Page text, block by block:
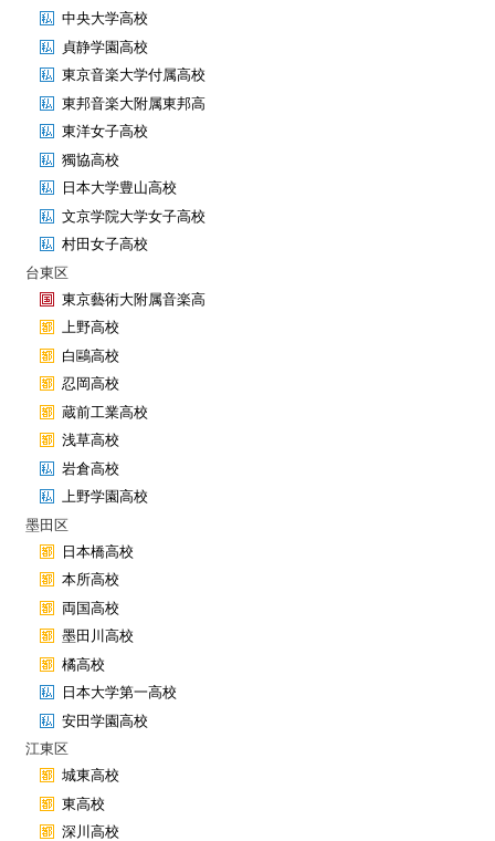
中央大学高校
貞静学園高校
東京音楽大学付属高校
東邦音楽大附属東邦高
東洋女子高校
獨協高校
日本大学豊山高校
文京学院大学女子高校
村田女子高校
台東区
東京藝術大附属音楽高
上野高校
白鷗高校
忍岡高校
蔵前工業高校
浅草高校
岩倉高校
上野学園高校
墨田区
日本橋高校
本所高校
両国高校
墨田川高校
橘高校
日本大学第一高校
安田学園高校
江東区
城東高校
東高校
深川高校